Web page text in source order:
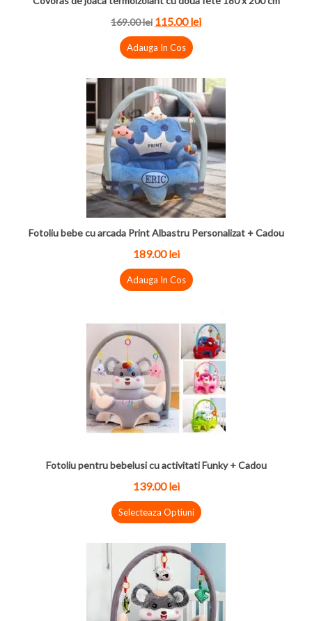
169.00 lei 115.00 lei
Adauga In Cos
Fotoliu bebe cu arcada Print Albastru Personalizat + Cadou
189.00 lei
Adauga In Cos
Fotoliu pentru bebelusi cu activitati Funky + Cadou
139.00 lei
Selecteaza Optiuni